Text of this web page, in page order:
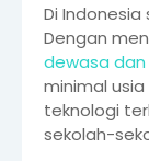
Di Indonesia
Dengan
dewasa
minimal
teknologi
sekolah-